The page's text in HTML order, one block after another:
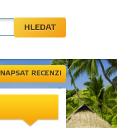
HLEDAT
NAPSAT RECENZI